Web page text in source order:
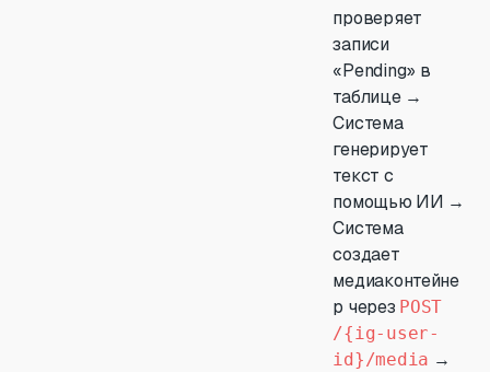
проверяет
записи
«Pending» в
таблице →
Система
генерирует
текст с
помощью ИИ →
Система
создает
медиаконтейне
р через POST
/{ig-user-
id}/media →